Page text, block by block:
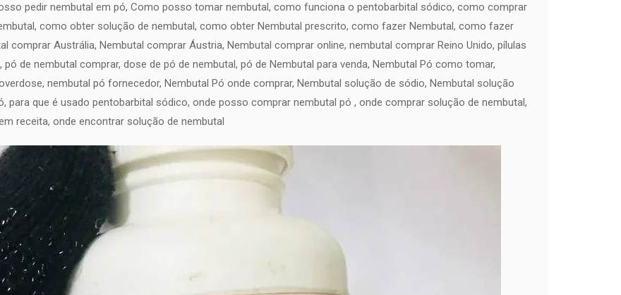
pedir nembutal em pó, Como posso tomar nembutal, como funciona o pentobarbital sódico, como comprar
como obter solução de nembutal, como obter Nembutal prescrito, como fazer Nembutal, como fazer
comprar Austrália, Nembutal comprar Áustria, Nembutal comprar online, nembutal comprar Reino Unido, pílulas
de nembutal comprar, dose de pó de nembutal, pó de Nembutal para venda, Nembutal Pó como tomar,
nembutal pó fornecedor, Nembutal Pó onde comprar, Nembutal solução de sódio, Nembutal solução
para que é usado pentobarbital sódico, onde posso comprar nembutal pó , onde comprar solução de nembutal,
receita, onde encontrar solução de nembutal